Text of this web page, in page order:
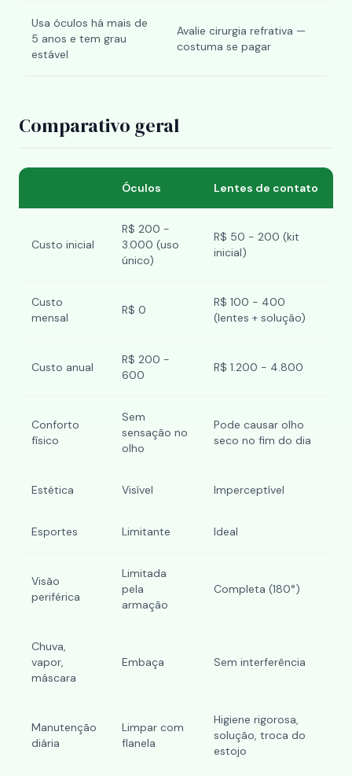
Usa óculos há mais de
5 anos e tem grau
estável
Avalie cirurgia refrativa —
costuma se pagar
Comparativo geral
Óculos Lentes de contato
Custo inicial
R$ 200 -
3.000 (uso
único)
R$ 50 - 200 (kit
inicial)
Custo
mensal
R$ 0
R$ 100 - 400
(lentes + solução)
Custo anual
R$ 200 -
600
R$ 1.200 - 4.800
Conforto
físico
Sem
sensação no
olho
Pode causar olho
seco no fim do dia
Estética Visível Imperceptível
Esportes Limitante Ideal
Visão
periférica
Limitada
pela
armação
Completa (180°)
Chuva,
vapor,
máscara
Embaça Sem interferência
Manutenção
diária
Limpar com
flanela
Higiene rigorosa,
solução, troca do
estojo